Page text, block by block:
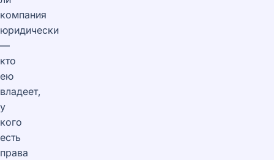
компания
юридически
—
кто
ею
владеет,
у
кого
есть
права